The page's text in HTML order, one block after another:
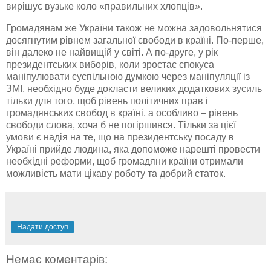
вирішує вузьке коло «правильних хлопців».
Громадянам же України також не можна задовольнятися
досягнутим рівнем загальної свободи в країні. По-перше,
він далеко не найвищій у світі. А по-друге, у рік
президентських виборів, коли зростає спокуса
маніпулювати суспільною думкою через маніпуляції із
ЗМІ, необхідно буде докласти великих додаткових зусиль
тільки для того, щоб рівень політичних прав і
громадянських свобод в країні, а особливо – рівень
свободи слова, хоча б не погіршився. Тільки за цієї
умови є надія на те, що на президентську посаду в
Україні прийде людина, яка допоможе нарешті провести
необхідні реформи, щоб громадяни країни отримали
можливість мати цікаву роботу та добрий статок.
Надати доступ
Немає коментарів: